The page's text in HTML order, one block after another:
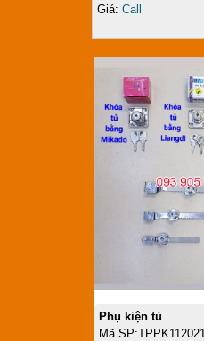
Giá: Call
Phụ kiện tủ
Mã SP:TPPK112021